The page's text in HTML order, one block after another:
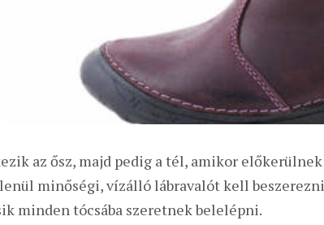
az ősz, majd pedig a tél, amikor előkerülnek
minőségi, vízálló lábravalót kell
minden tócsába szeretnek belelépni.